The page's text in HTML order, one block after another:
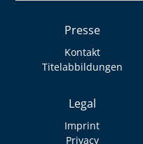
Presse
Kontakt
Titelabbildungen
Legal
Imprint
Privacy